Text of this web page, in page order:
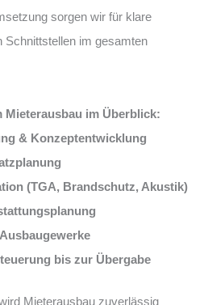
sorgen wir für klare
Schnittstellen im gesamten
Mieterausbau im Überblick:
& Konzeptentwicklung
(TGA, Brandschutz, Akustik)
bis zur Übergabe
Mieterausbau zuverlässig